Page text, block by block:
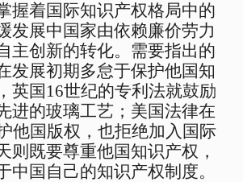
着国际知识产权格局中的
发展中国家由依赖廉价劳力
主创新的转化。需要指出的
发展初期多怠于保护他国知
英国16世纪的专利法就鼓励
进的玻璃工艺；美国法律在
他国版权，也拒绝加入国际
则既要尊重他国知识产权，
中国自己的知识产权制度。